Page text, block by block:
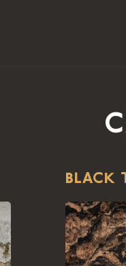
BLACK